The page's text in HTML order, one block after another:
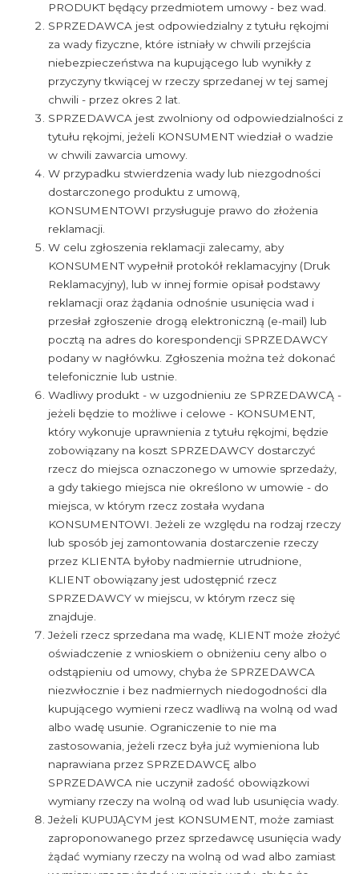
PRODUKT będący przedmiotem umowy - bez wad.
SPRZEDAWCA jest odpowiedzialny z tytułu rękojmi
za wady fizyczne, które istniały w chwili przejścia
niebezpieczeństwa na kupującego lub wynikły z
przyczyny tkwiącej w rzeczy sprzedanej w tej samej
chwili - przez okres 2 lat.
SPRZEDAWCA jest zwolniony od odpowiedzialności z
tytułu rękojmi, jeżeli KONSUMENT wiedział o wadzie
w chwili zawarcia umowy.
W przypadku stwierdzenia wady lub niezgodności
dostarczonego produktu z umową,
KONSUMENTOWI przysługuje prawo do złożenia
reklamacji.
W celu zgłoszenia reklamacji zalecamy, aby
KONSUMENT wypełnił protokół reklamacyjny (Druk
Reklamacyjny), lub w innej formie opisał podstawy
reklamacji oraz żądania odnośnie usunięcia wad i
przesłał zgłoszenie drogą elektroniczną (e-mail) lub
pocztą na adres do korespondencji SPRZEDAWCY
podany w nagłówku. Zgłoszenia można też dokonać
telefonicznie lub ustnie.
Wadliwy produkt - w uzgodnieniu ze SPRZEDAWCĄ -
jeżeli będzie to możliwe i celowe - KONSUMENT,
który wykonuje uprawnienia z tytułu rękojmi, będzie
zobowiązany na koszt SPRZEDAWCY dostarczyć
rzecz do miejsca oznaczonego w umowie sprzedaży,
a gdy takiego miejsca nie określono w umowie - do
miejsca, w którym rzecz została wydana
KONSUMENTOWI. Jeżeli ze względu na rodzaj rzeczy
lub sposób jej zamontowania dostarczenie rzeczy
przez KLIENTA byłoby nadmiernie utrudnione,
KLIENT obowiązany jest udostępnić rzecz
SPRZEDAWCY w miejscu, w którym rzecz się
znajduje.
Jeżeli rzecz sprzedana ma wadę, KLIENT może złożyć
oświadczenie z wnioskiem o obniżeniu ceny albo o
odstąpieniu od umowy, chyba że SPRZEDAWCA
niezwłocznie i bez nadmiernych niedogodności dla
kupującego wymieni rzecz wadliwą na wolną od wad
albo wadę usunie. Ograniczenie to nie ma
zastosowania, jeżeli rzecz była już wymieniona lub
naprawiana przez SPRZEDAWCĘ albo
SPRZEDAWCA nie uczynił zadość obowiązkowi
wymiany rzeczy na wolną od wad lub usunięcia wady.
Jeżeli KUPUJĄCYM jest KONSUMENT, może zamiast
zaproponowanego przez sprzedawcę usunięcia wady
żądać wymiany rzeczy na wolną od wad albo zamiast